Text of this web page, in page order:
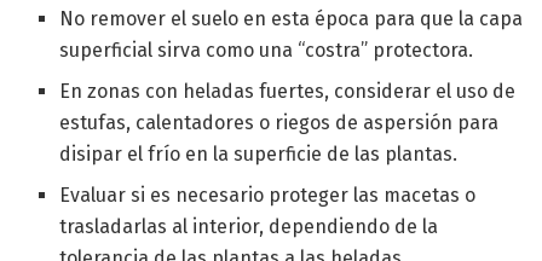
No remover el suelo en esta época para que la capa
superficial sirva como una “costra” protectora.
En zonas con heladas fuertes, considerar el uso de
estufas, calentadores o riegos de aspersión para
disipar el frío en la superficie de las plantas.
Evaluar si es necesario proteger las macetas o
trasladarlas al interior, dependiendo de la